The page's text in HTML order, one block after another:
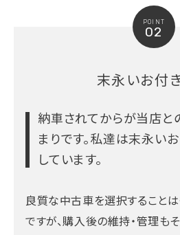
POINT
02
末永いお付
納車されてからが当店と
まりです。私達は末永い
しています。
良質な中古車を選択すること
ですが、購入後の維持・管理も